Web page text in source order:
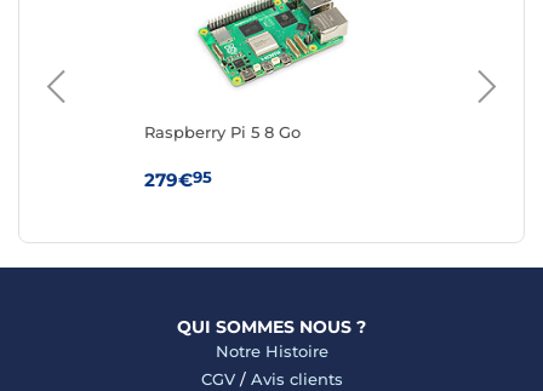
Raspberry Pi 5 8 Go
279€95
QUI SOMMES NOUS ?
Notre Histoire
CGV/ Avis clients